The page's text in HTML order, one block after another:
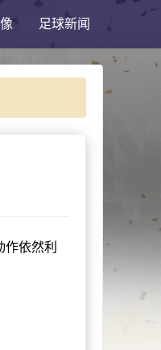
足球新闻
依然利